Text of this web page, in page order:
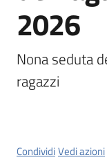
Tossignano
Menu selezionato
line
2026
Nona seduta
ragazzi
CondividiVedi azioni